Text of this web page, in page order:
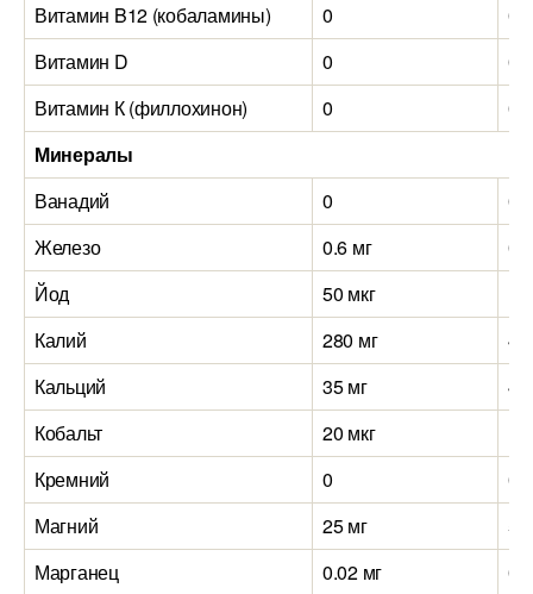
Витамин B12 (кобаламины) 0
0
Витамин D
0
0
Витамин К (филлохинон)
0
0
Минералы
Ванадий
0
0
Железо
0.6 мг
Йод
50 мкг
Калий
280 мг
Кальций
35 мг
40
Кобальт
20 мкг
Кремний
0
0
Магний
25 мг
55
Марганец
0.02 мг